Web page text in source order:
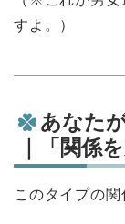
すよ。）
あなた
｜「関係
このタイプの